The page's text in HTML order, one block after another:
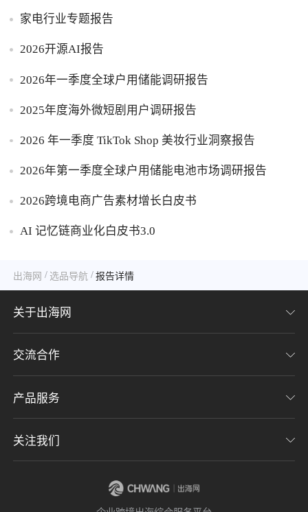
家电行业专题报告
2026开源AI报告
2026年一季度全球户用储能调研报告
2025年度海外微短剧用户调研报告
2026 年一季度 TikTok Shop 美妆行业洞察报告
2026年第一季度全球户用储能电池市场调研报告
2026跨境电商广告素材增长白皮书
AI 记忆链商业化白皮书3.0
出海网 / 选品导航 / 报告详情
关于出海网
关于我们
加入我们
隐私协议
交流合作
联系我们
意见反馈
产品服务
CHWE全球跨境电商展
关注我们